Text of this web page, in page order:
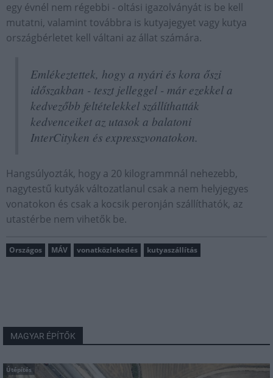
egy évnél nem régebbi - oltási igazolványát is be kell
mutatni, valamint továbbra is kutyajegyet vagy kutya
országbérletet kell váltani az állat számára.
Emlékeztettek, hogy a nyári és kora őszi
időszakban - teszt jelleggel - már ezekkel a
kedvezőbb feltételekkel szállíthatták
kedvenceiket az utasok a balatoni
InterCityken és expresszvonatokon.
Hangsúlyozták, hogy a 20 kilogrammnál nehezebb,
nagytestű kutyák változatlanul csak a nem helyjegyes
vonatokon és csak a kocsik peronján szállíthatók, az
utastérbe nem vihetők be.
Országos MÁV vonatközlekedés kutyaszállítás
MAGYAR ÉPÍTŐK
Útépítés